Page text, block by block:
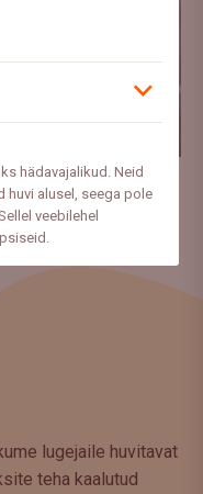
hädavajalikud. Neid
alusel, seega pole
veebilehel
lugejaile huvitavat
teha kaalutud